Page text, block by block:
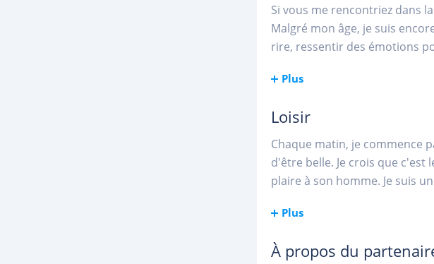
Si vous me rencontriez dans
Malgré mon âge, je suis
rire, ressentir des émotions
Plus
Loisir
Chaque matin, je commence
d'être belle. Je crois que
plaire à son homme. Je suis
Plus
À propos du